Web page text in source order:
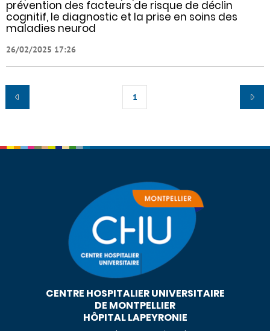
prévention des facteurs de risque de déclin
cognitif, le diagnostic et la prise en soins des
maladies neurod
26/02/2025 17:26
1
CENTRE HOSPITALIER UNIVERSITAIRE
DE MONTPELLIER
HÔPITAL LAPEYRONIE